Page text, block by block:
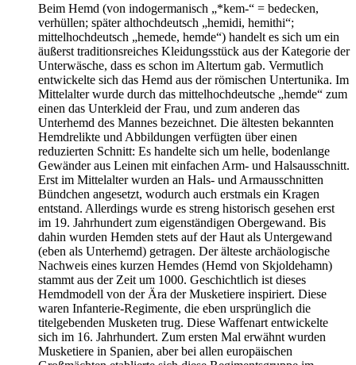
Beim Hemd (von indogermanisch „*kem-“ = bedecken,
verhüllen; später althochdeutsch „hemidi, hemithi“;
mittelhochdeutsch „hemede, hemde“) handelt es sich um ein
äußerst traditionsreiches Kleidungsstück aus der Kategorie der
Unterwäsche, dass es schon im Altertum gab. Vermutlich
entwickelte sich das Hemd aus der römischen Untertunika. Im
Mittelalter wurde durch das mittelhochdeutsche „hemde“ zum
einen das Unterkleid der Frau, und zum anderen das
Unterhemd des Mannes bezeichnet. Die ältesten bekannten
Hemdrelikte und Abbildungen verfügten über einen
reduzierten Schnitt: Es handelte sich um helle, bodenlange
Gewänder aus Leinen mit einfachen Arm- und Halsausschnitt.
Erst im Mittelalter wurden an Hals- und Armausschnitten
Bündchen angesetzt, wodurch auch erstmals ein Kragen
entstand. Allerdings wurde es streng historisch gesehen erst
im 19. Jahrhundert zum eigenständigen Obergewand. Bis
dahin wurden Hemden stets auf der Haut als Untergewand
(eben als Unterhemd) getragen. Der älteste archäologische
Nachweis eines kurzen Hemdes (Hemd von Skjoldehamn)
stammt aus der Zeit um 1000. Geschichtlich ist dieses
Hemdmodell von der Ära der Musketiere inspiriert. Diese
waren Infanterie-Regimente, die eben ursprünglich die
titelgebenden Musketen trug. Diese Waffenart entwickelte
sich im 16. Jahrhundert. Zum ersten Mal erwähnt wurden
Musketiere in Spanien, aber bei allen europäischen